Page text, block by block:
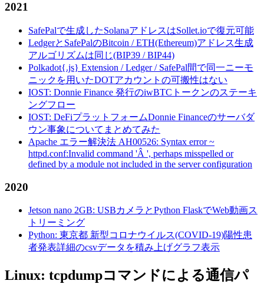
2021
SafePalで生成したSolanaアドレスはSollet.ioで復元可能
LedgerとSafePalのBitcoin / ETH(Ethereum)アドレス生成
アルゴリズムは同じ(BIP39 / BIP44)
Polkadot{.js} Extension / Ledger / SafePal間で同一ニーモ
ニックを用いたDOTアカウントの可搬性はない
IOST: Donnie Finance 発行のiwBTCトークンのステーキ
ングフロー
IOST: DeFiプラットフォームDonnie Financeのサーバダ
ウン事象についてまとめてみた
Apache エラー解決法 AH00526: Syntax error ~
httpd.conf:Invalid command 'Â ', perhaps misspelled or
defined by a module not included in the server configuration
2020
Jetson nano 2GB: USBカメラとPython FlaskでWeb動画ス
トリーミング
Python: 東京都 新型コロナウイルス(COVID-19)陽性患
者発表詳細のcsvデータを積み上げグラフ表示
Linux: tcpdumpコマンドによる通信パ